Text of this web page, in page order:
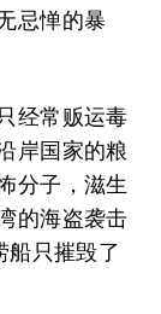
忌惮的暴
经常贩运毒
岸国家的粮
分子，滋生
的海盗袭击
船只摧毁了